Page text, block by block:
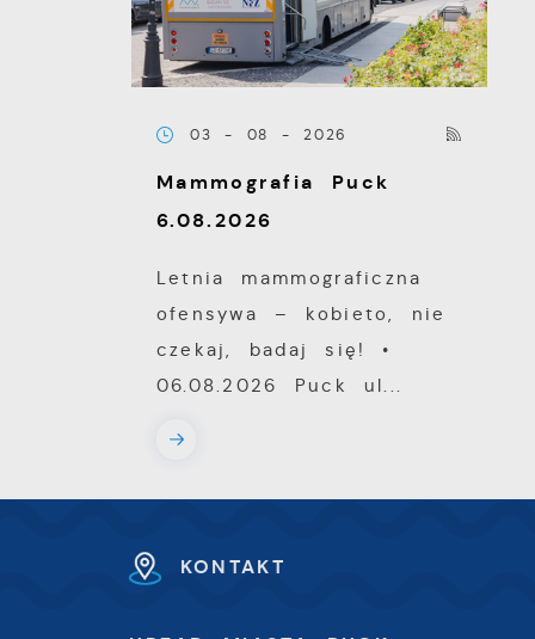
03 - 08 - 2026
Mammografia Puck
6.08.2026
Letnia mammograficzna
ofensywa – kobieto, nie
czekaj, badaj się! •
06.08.2026 Puck ul...
KONTAKT